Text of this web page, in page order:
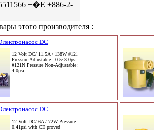
+�E +886-2-
этого производителя :
DC
12 Volt DC/ 11.5A / 138W #121
Pressure Adjustable : 0.5~3.0psi
#121N Pressure Non-Adjustable :
4.0psi
DC
12 Volt DC/ 6A / 72W Pressure :
0.41psi with CE proved